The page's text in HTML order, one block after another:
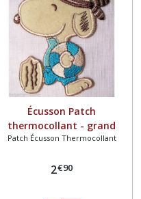
Écusson Patch
thermocollant - grand
CHIEN Bouée mer plage ** 9
repasser
Patch Écusson Thermocollant
2€90